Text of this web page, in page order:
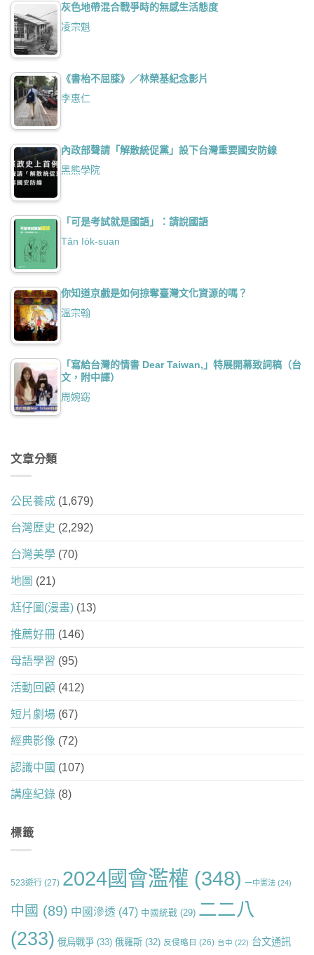
灰色地帶混合戰爭時的無感生活態度
凌宗魁
《書枱不屈膝》／林榮基紀念影片
李惠仁
內政部聲請「解散統促黨」設下台灣重要國安防線
黑熊學院
「可是考試就是國語」：請說國語
Tân Io̍k-suan
你知道京戲是如何掠奪臺灣文化資源的嗎？
溫宗翰
「寫給台灣的情書 Dear Taiwan,」特展開幕致詞稿（台
文，附中譯）
周婉窈
文章分類
公民養成 (1,679)
台灣歷史 (2,292)
台灣美學 (70)
地圖 (21)
尪仔圖(漫畫) (13)
推薦好冊 (146)
母語學習 (95)
活動回顧 (412)
短片劇場 (67)
經典影像 (72)
認識中國 (107)
講座紀錄 (8)
標籤
523遊行 (27) 2024國會濫權 (348) 一中憲法 (24)
中國 (89) 中國滲透 (47) 中國統戰 (29) 二二八
(233) 俄烏戰爭 (33) 俄羅斯 (32) 反侵略日 (26) 台中 (22) 台文通訊